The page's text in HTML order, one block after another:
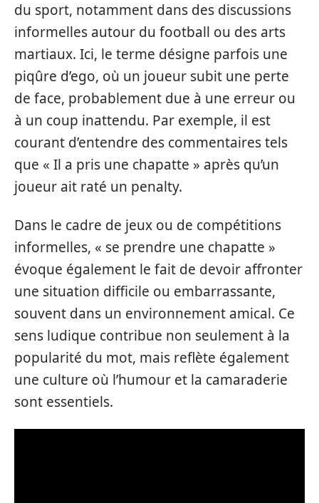
du sport, notamment dans des discussions
informelles autour du football ou des arts
martiaux. Ici, le terme désigne parfois une
piqûre d’ego, où un joueur subit une perte
de face, probablement due à une erreur ou
à un coup inattendu. Par exemple, il est
courant d’entendre des commentaires tels
que « Il a pris une chapatte » après qu’un
joueur ait raté un penalty.
Dans le cadre de jeux ou de compétitions
informelles, « se prendre une chapatte »
évoque également le fait de devoir affronter
une situation difficile ou embarrassante,
souvent dans un environnement amical. Ce
sens ludique contribue non seulement à la
popularité du mot, mais reflète également
une culture où l’humour et la camaraderie
sont essentiels.